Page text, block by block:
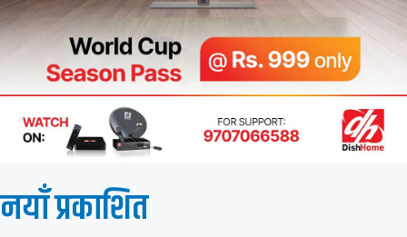
नयाँ प्रकाशित